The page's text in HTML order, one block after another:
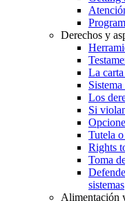
Derechos y
La
Los
Si
Tutela
Rights
Toma
sistemas
Alimentación